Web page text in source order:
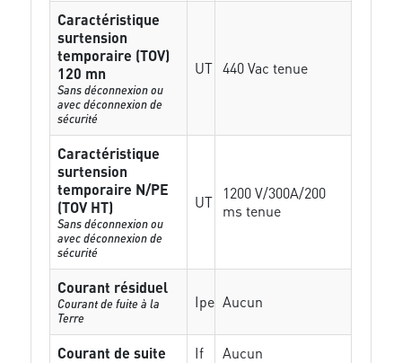
Caractéristique
surtension
temporaire (TOV)
120 mn
Sans déconnexion ou
avec déconnexion de
sécurité
UT 440 Vac tenue
Caractéristique
surtension
temporaire N/PE
(TOV HT)
Sans déconnexion ou
avec déconnexion de
sécurité
UT
1200 V/300A/200
ms tenue
Courant résiduel
Courant de fuite à la
Terre
Ipe Aucun
Courant de suite If
Aucun